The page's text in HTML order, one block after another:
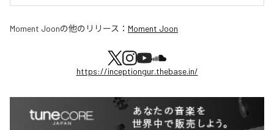
Moment Joonの他のリリース： Moment Joon
https://inceptiongur.thebase.in/